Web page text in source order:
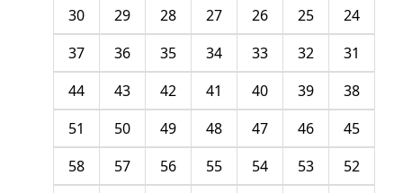
24
25
26
27
28
29
30
31
32
33
34
35
36
37
38
39
40
41
42
43
44
45
46
47
48
49
50
51
52
53
54
55
56
57
58